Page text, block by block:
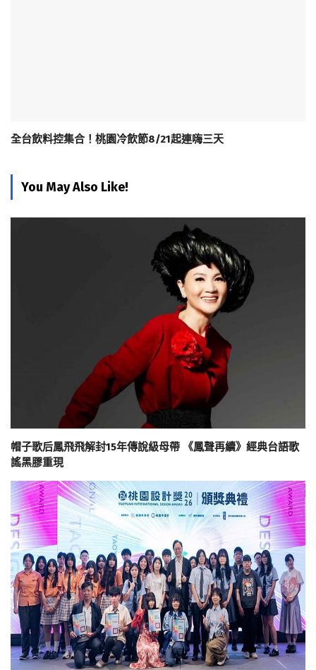
全台飲料控集合！桃園冷飲節8/21起連嗨三天
You May Also Like!
帽子歌后鳳飛飛解封15年傳說級母帶 《鳳聲再續》經典台語歌
謠黑膠重現